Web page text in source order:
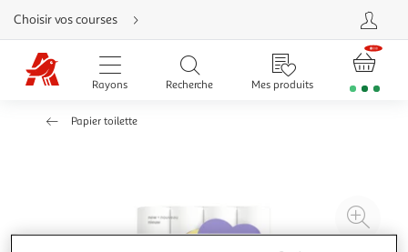
Aller
directement
au
contenu
Aller
directement
Aller
besoin
Choisir vos courses
Rayons Recherche Mes produits
Papier toilette